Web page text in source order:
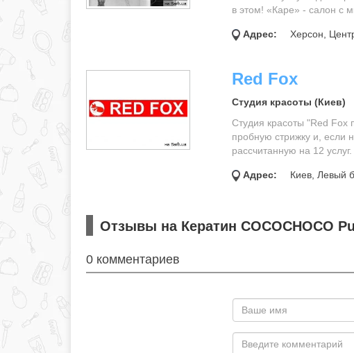
в этом! «Каре» - салон с
Адрес: Херсон,
Red Fox
Студия красоты (Киев)
Студия красоты "Red
пробную стрижку и, если
рассчитанную на 12
Адрес: Киев, Левый
Отзывы на Кератин COCOCHOCO
0 комментариев